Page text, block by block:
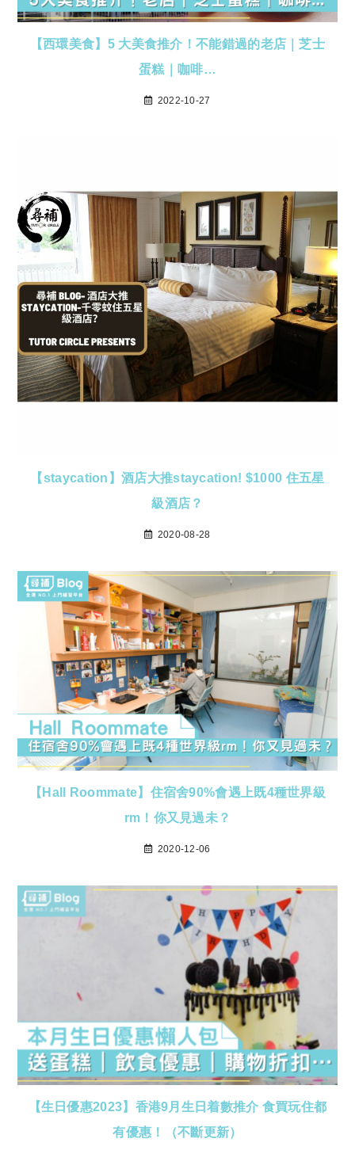
【西環美食】5 大美食推介！不能錯過的老店｜芝士
蛋糕｜咖啡…
2022-10-27
【staycation】酒店大推staycation! $1000 住五星
級酒店？
2020-08-28
【Hall Roommate】住宿舍90%會遇上既4種世界級
rm！你又見過未？
2020-12-06
【生日優惠2023】香港9月生日着數推介 食買玩住都
有優惠！（不斷更新）